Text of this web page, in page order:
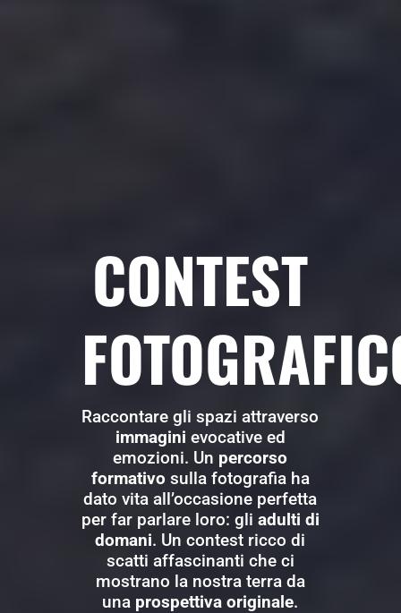
CONTEST
Raccontare gli spazi attraverso
immagini evocative ed
emozioni. Un percorso
formativo sulla fotografia ha
dato vita all’occasione perfetta
per far parlare loro: gli adulti di
domani. Un contest ricco di
scatti affascinanti che ci
mostrano la nostra terra da
una prospettiva originale.